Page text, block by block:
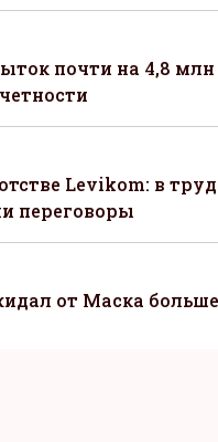
почти на 4,8 млн
Levikom: в
переговоры
от Маска